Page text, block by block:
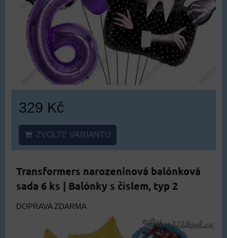
329 Kč
ZVOLTE VARIANTU
Transformers narozeninová balónková
sada 6 ks | Balónky s číslem, typ 2
DOPRAVA ZDARMA